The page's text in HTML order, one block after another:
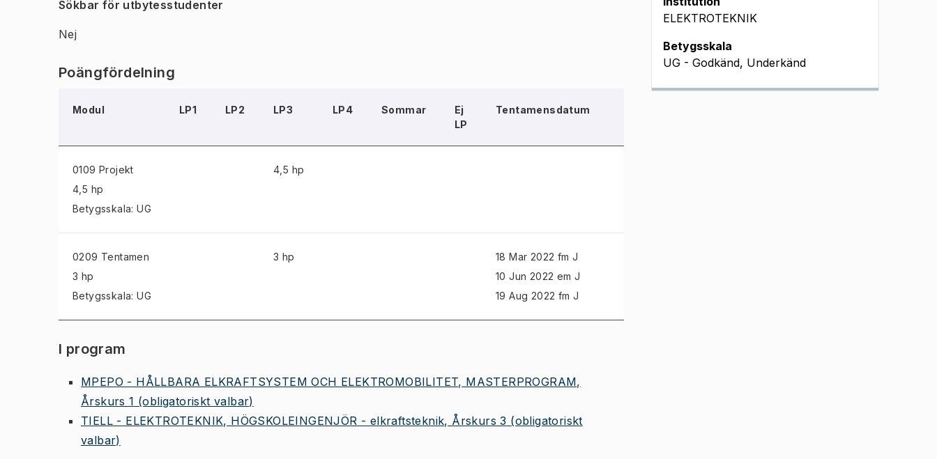
Sökbar för utbytesstudenter
Nej
Poängfördelning
Modul LP1 LP2 LP3 LP4 Sommar
Ej
LP
Tentamensdatum
0109 Projekt
4,5 hp
Betygsskala: UG
4,5 hp
0209 Tentamen
3 hp
Betygsskala: UG
3 hp
18 Mar 2022 fm J
10 Jun 2022 em J
19 Aug 2022 fm J
I program
MPEPO - HÅLLBARA ELKRAFTSYSTEM OCH ELEKTROMOBILITET, MASTERPROGRAM,
Årskurs 1 (obligatoriskt valbar)
TIELL - ELEKTROTEKNIK, HÖGSKOLEINGENJÖR - elkraftsteknik, Årskurs 3 (obligatoriskt
valbar)
ELEKTROTEKNIK
Betygsskala
UG - Godkänd, Underkänd